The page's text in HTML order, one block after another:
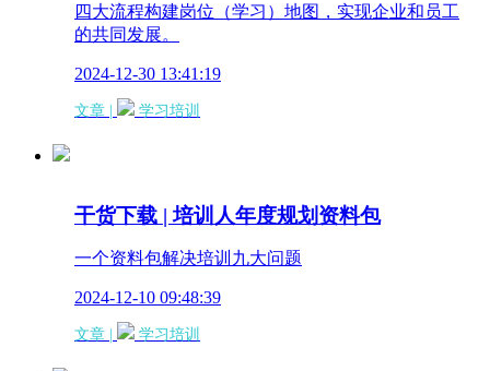
四大流程构建岗位（学习）地图，实现企业和员工
的共同发展。
2024-12-30 13:41:19
文章 | 学习培训
干货下载 | 培训人年度规划资料包
一个资料包解决培训九大问题
2024-12-10 09:48:39
文章 | 学习培训